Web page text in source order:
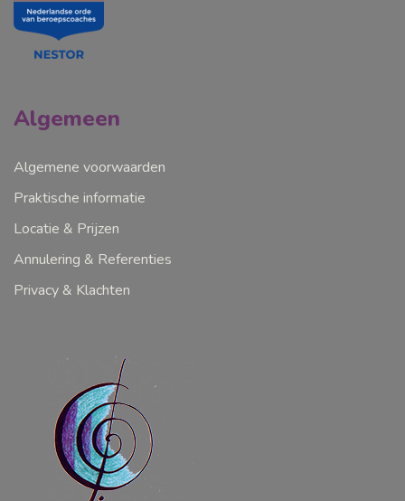
Algemeen
Algemene voorwaarden
Praktische informatie
Locatie & Prijzen
Annulering & Referenties
Privacy & Klachten